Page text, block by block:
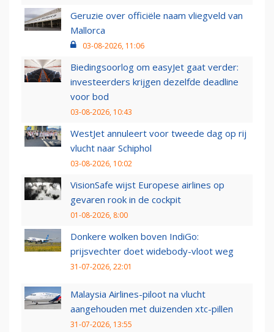
Geruzie over officiële naam vliegveld van
Mallorca
03-08-2026, 11:06
Biedingsoorlog om easyJet gaat verder:
investeerders krijgen dezelfde deadline
voor bod
03-08-2026, 10:43
WestJet annuleert voor tweede dag op rij
vlucht naar Schiphol
03-08-2026, 10:02
VisionSafe wijst Europese airlines op
gevaren rook in de cockpit
01-08-2026, 8:00
Donkere wolken boven IndiGo:
prijsvechter doet widebody-vloot weg
31-07-2026, 22:01
Malaysia Airlines-piloot na vlucht
aangehouden met duizenden xtc-pillen
31-07-2026, 13:55